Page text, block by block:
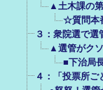
▲土木課の
☆質問本
３：衆院選で
▲選管がク
■下治局
４：「投票所